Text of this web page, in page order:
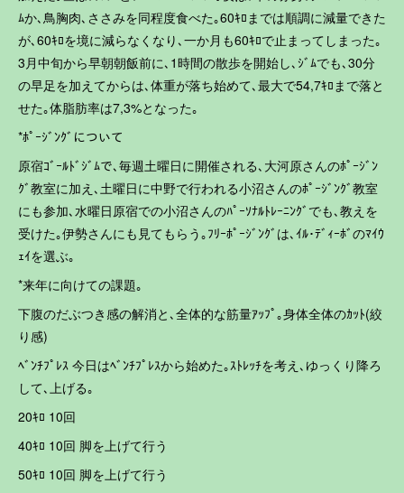
ﾑか､鳥胸肉､ささみを同程度食べた｡60ｷﾛまでは順調に減量できた
が､60ｷﾛを境に減らなくなり､一か月も60ｷﾛで止まってしまった｡
3月中旬から早朝朝飯前に､1時間の散歩を開始し､ｼﾞﾑでも､30分
の早足を加えてからは､体重が落ち始めて､最大で54,7ｷﾛまで落と
せた｡体脂肪率は7,3%となった｡
*ﾎﾟｰｼﾞﾝｸﾞについて
原宿ｺﾞｰﾙﾄﾞｼﾞﾑで､毎週土曜日に開催される､大河原さんのﾎﾟｰｼﾞﾝ
ｸﾞ教室に加え､土曜日に中野で行われる小沼さんのﾎﾟｰｼﾞﾝｸﾞ教室
にも参加､水曜日原宿での小沼さんのﾊﾟｰｿﾅﾙﾄﾚｰﾆﾝｸﾞでも､教えを
受けた｡伊勢さんにも見てもらう｡ﾌﾘｰﾎﾟｰｼﾞﾝｸﾞは､ｲﾙ･ﾃﾞｨｰﾎﾞのﾏｲｳ
ｪｲを選ぶ｡
*来年に向けての課題｡
下腹のだぶつき感の解消と､全体的な筋量ｱｯﾌﾟ｡身体全体のｶｯﾄ(絞
り感)
ﾍﾞﾝﾁﾌﾟﾚｽ 今日はﾍﾞﾝﾁﾌﾟﾚｽから始めた｡ｽﾄﾚｯﾁを考え､ゆっくり降ろ
して､上げる｡
20ｷﾛ 10回
40ｷﾛ 10回 脚を上げて行う
50ｷﾛ 10回 脚を上げて行う